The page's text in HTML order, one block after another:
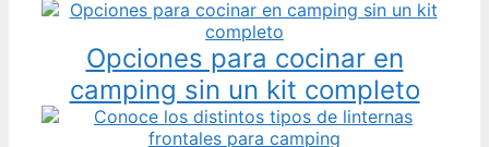
Opciones para cocinar en
camping sin un kit completo